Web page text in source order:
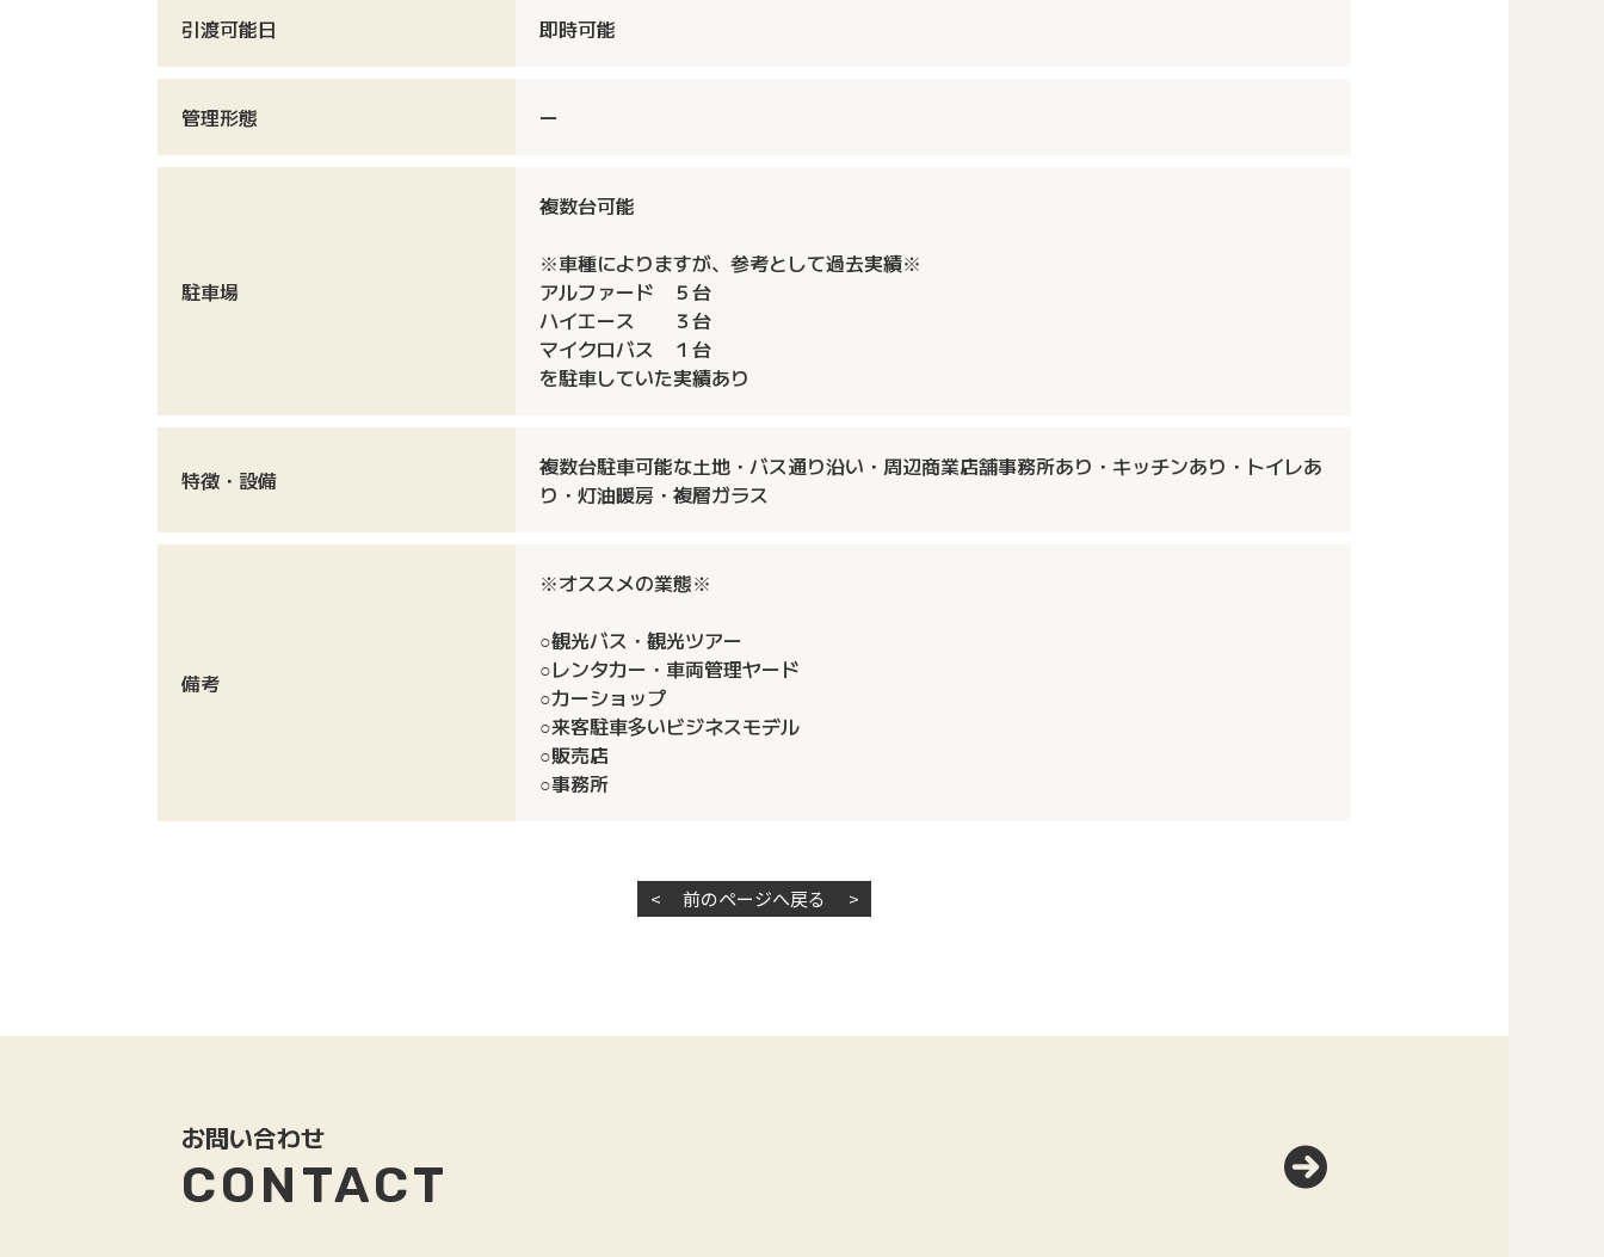
引渡可能日 即時可能
管理形態 ー
駐車場
複数台可能
※車種によりますが、参考として過去実績※
アルファード ５台
ハイエース ３台
マイクロバス １台
を駐車していた実績あり
特徴・設備
複数台駐車可能な土地・バス通り沿い・周辺商業店舗事務所あり・キッチンあり・トイレあ
り・灯油暖房・複層ガラス
備考
※オススメの業態※
○観光バス・観光ツアー
○レンタカー・車両管理ヤード
○カーショップ
○来客駐車多いビジネスモデル
○販売店
○事務所
< 前のページへ戻る >
お問い合わせ
CONTACT